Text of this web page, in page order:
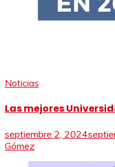
Noticias
Las mejores
septiembre 2, 2024
Gómez